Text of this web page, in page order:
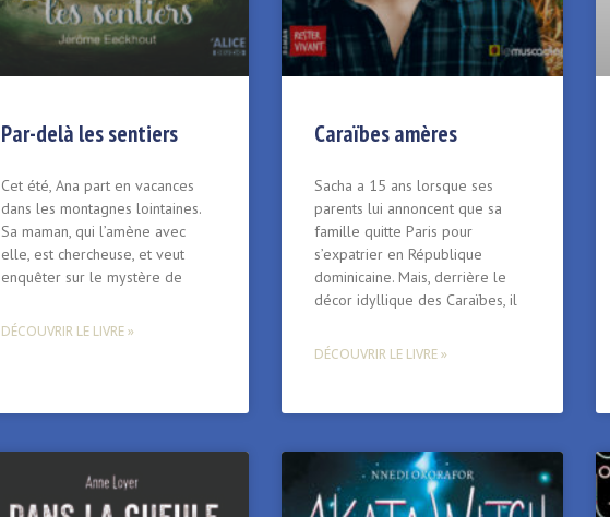
Par-delà les sentiers
Cet été, Ana part en vacances
dans les montagnes lointaines.
Sa maman, qui l’amène avec
elle, est chercheuse, et veut
enquêter sur le mystère de
DÉCOUVRIR LE LIVRE »
Caraïbes amères
Sacha a 15 ans lorsque ses
parents lui annoncent que sa
famille quitte Paris pour
s’expatrier en République
dominicaine. Mais, derrière le
décor idyllique des Caraïbes, il
DÉCOUVRIR LE LIVRE »